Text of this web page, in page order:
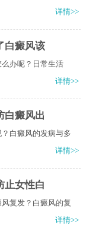
详情>>
白癜风该
办呢？日常生活
详情>>
白癜风出
白癜风的发病与多
详情>>
止女性白
复发？白癜风的复
详情>>